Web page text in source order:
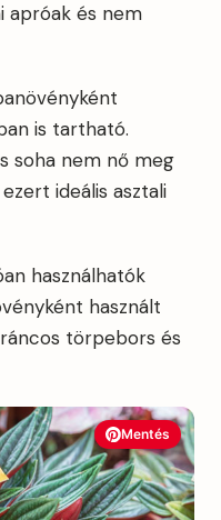
apróak és nem
is tartható.
soha nem nő meg
ideális asztali
használhatók
használt
törpebors és
Mentés